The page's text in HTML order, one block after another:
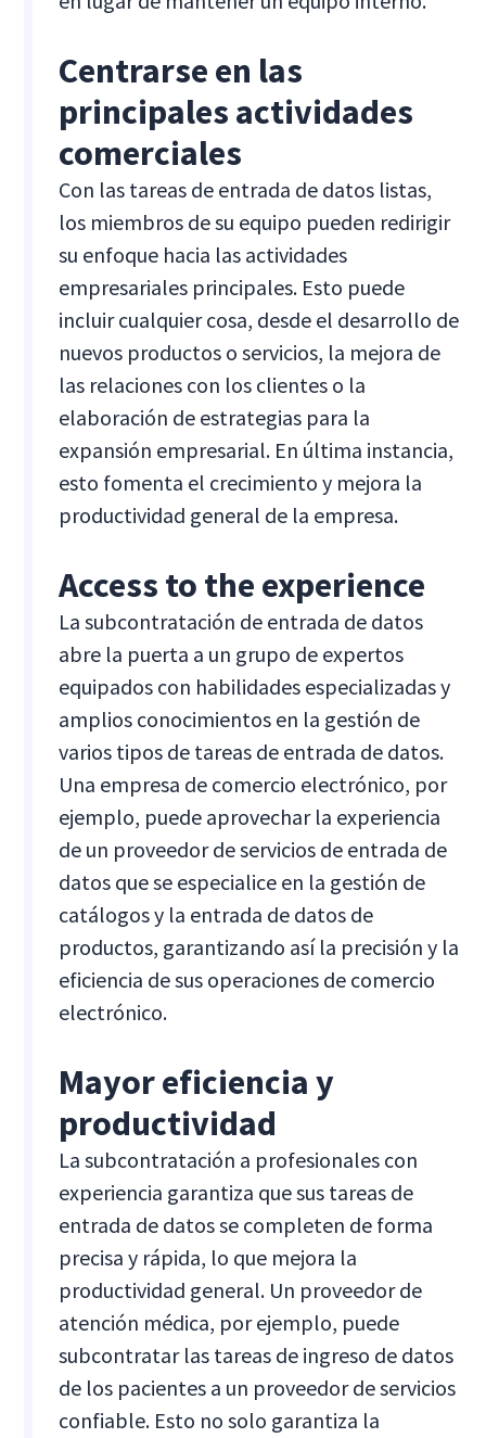
Centrarse en las
principales actividades
comerciales
Con las tareas de entrada de datos listas,
los miembros de su equipo pueden redirigir
su enfoque hacia las actividades
empresariales principales. Esto puede
incluir cualquier cosa, desde el desarrollo de
nuevos productos o servicios, la mejora de
las relaciones con los clientes o la
elaboración de estrategias para la
expansión empresarial. En última instancia,
esto fomenta el crecimiento y mejora la
productividad general de la empresa.
Access to the experience
La subcontratación de entrada de datos
abre la puerta a un grupo de expertos
equipados con habilidades especializadas y
amplios conocimientos en la gestión de
varios tipos de tareas de entrada de datos.
Una empresa de comercio electrónico, por
ejemplo, puede aprovechar la experiencia
de un proveedor de servicios de entrada de
datos que se especialice en la gestión de
catálogos y la entrada de datos de
productos, garantizando así la precisión y la
eficiencia de sus operaciones de comercio
electrónico.
Mayor eficiencia y
productividad
La subcontratación a profesionales con
experiencia garantiza que sus tareas de
entrada de datos se completen de forma
precisa y rápida, lo que mejora la
productividad general. Un proveedor de
atención médica, por ejemplo, puede
subcontratar las tareas de ingreso de datos
de los pacientes a un proveedor de servicios
confiable. Esto no solo garantiza la